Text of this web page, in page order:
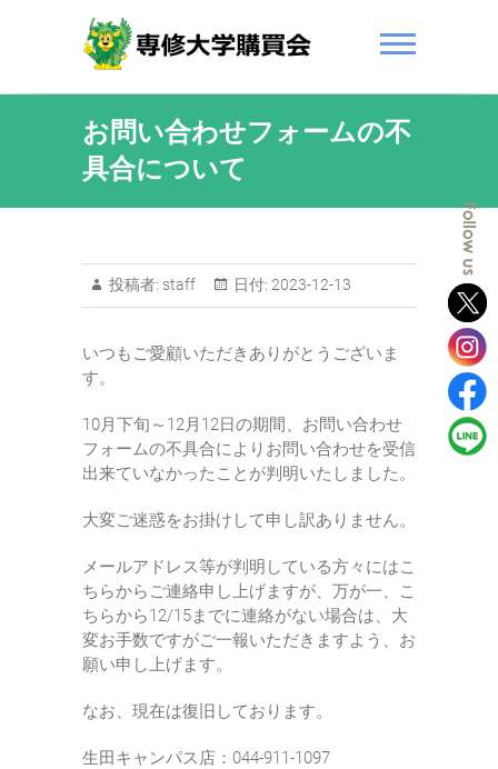
お問い合わせフォームの不
具合について
投稿者: staff 日付: 2023-12-13
いつもご愛顧いただきありがとうございま
す。
10月下旬～12月12日の期間、お問い合わせ
フォームの不具合によりお問い合わせを受信
出来ていなかったことが判明いたしました。
大変ご迷惑をお掛けして申し訳ありません。
メールアドレス等が判明している方々にはこ
ちらからご連絡申し上げますが、万が一、こ
ちらから12/15までに連絡がない場合は、大
変お手数ですがご一報いただきますよう、お
願い申し上げます。
なお、現在は復旧しております。
生田キャンパス店：044-911-1097